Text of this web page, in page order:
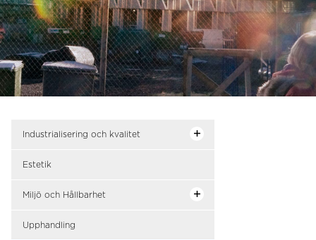
Industrialisering och kvalitet
Estetik
Miljö och Hållbarhet
Upphandling